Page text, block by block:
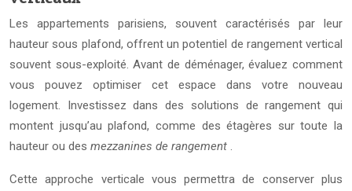
Les appartements parisiens, souvent caractérisés par leur
hauteur sous plafond, offrent un potentiel de rangement vertical
souvent sous-exploité. Avant de déménager, évaluez comment
vous pouvez optimiser cet espace dans votre nouveau
logement. Investissez dans des solutions de rangement qui
montent jusqu’au plafond, comme des étagères sur toute la
hauteur ou des mezzanines de rangement .
Cette approche verticale vous permettra de conserver plus